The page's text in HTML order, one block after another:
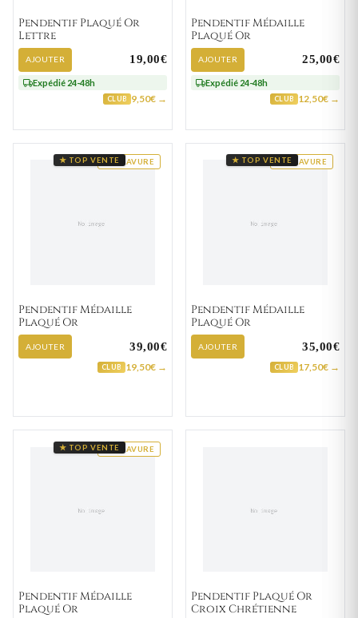
Pendentif Plaqué Or
Lettre
AJOUTER 19,00€
Expédié 24-48h
CLUB 9,50€ →
Pendentif Médaille
Plaqué Or
AJOUTER 25,00€
Expédié 24-48h
CLUB 12,50€ →
GRAVURE
★ TOP VENTE
Pendentif Médaille
Plaqué Or
AJOUTER 39,00€
CLUB 19,50€ →
GRAVURE
★ TOP VENTE
Pendentif Médaille
Plaqué Or
AJOUTER 35,00€
CLUB 17,50€ →
GRAVURE
★ TOP VENTE
Pendentif Médaille
Plaqué Or
Pendentif Plaqué Or
Croix Chrétienne